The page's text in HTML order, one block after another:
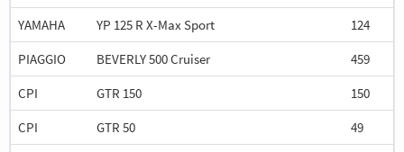
YAMAHA
YP 125 R X-Max Sport
124
PIAGGIO
BEVERLY 500 Cruiser
459
CPI
GTR 150
150
CPI
GTR 50
49